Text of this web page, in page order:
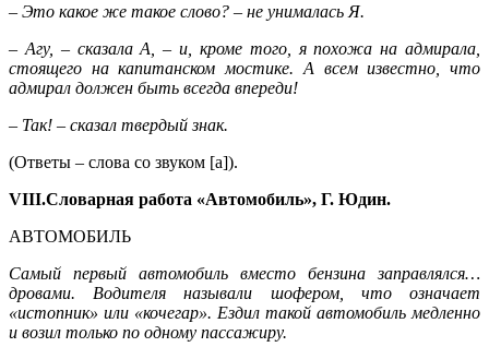
– Это какое же такое слово? – не унималась Я.
– Агу, – сказала А, – и, кроме того, я похожа на адмирала,
стоящего на капитанском мостике. А всем известно, что
адмирал должен быть всегда впереди!
– Так! – сказал твердый знак.
(Ответы – слова со звуком [а]).
VIII.Словарная работа «Автомобиль», Г. Юдин.
АВТОМОБИЛЬ
Самый первый автомобиль вместо бензина заправлялся…
дровами. Водителя называли шофером, что означает
«истопник» или «кочегар». Ездил такой автомобиль медленно
и возил только по одному пассажиру.